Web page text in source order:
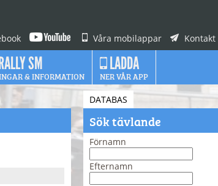
Våra mobilappar Kontakt
SM
& INFORMATION
LADDA
NER VÅR APP
DATABAS
Sök tävlande
Förnamn
Efternamn